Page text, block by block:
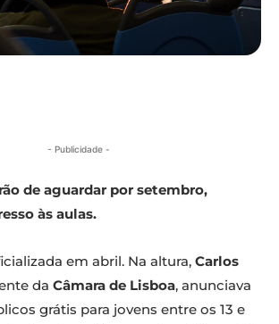
- Publicidade -
de aguardar por setembro,
às aulas.
em abril. Na altura, Carlos
da Câmara de Lisboa, anunciava
grátis para jovens entre os 13 e